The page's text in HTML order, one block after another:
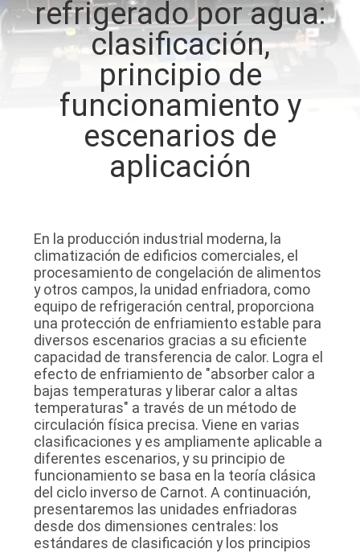
DE
LA
CONTROL
CONTACTO
CON
NOTICIAS
CASOS
PIDA
UNA
CITA
refrigerado por agua:
clasificación,
principio de
funcionamiento y
escenarios de
aplicación
En la producción industrial moderna, la
climatización de edificios comerciales, el
procesamiento de congelación de alimentos
y otros campos, la unidad enfriadora, como
equipo de refrigeración central, proporciona
una protección de enfriamiento estable para
diversos escenarios gracias a su eficiente
capacidad de transferencia de calor. Logra el
efecto de enfriamiento de "absorber calor a
bajas temperaturas y liberar calor a altas
temperaturas" a través de un método de
circulación física precisa. Viene en varias
clasificaciones y es ampliamente aplicable a
diferentes escenarios, y su principio de
funcionamiento se basa en la teoría clásica
del ciclo inverso de Carnot. A continuación,
presentaremos las unidades enfriadoras
desde dos dimensiones centrales: los
estándares de clasificación y los principios